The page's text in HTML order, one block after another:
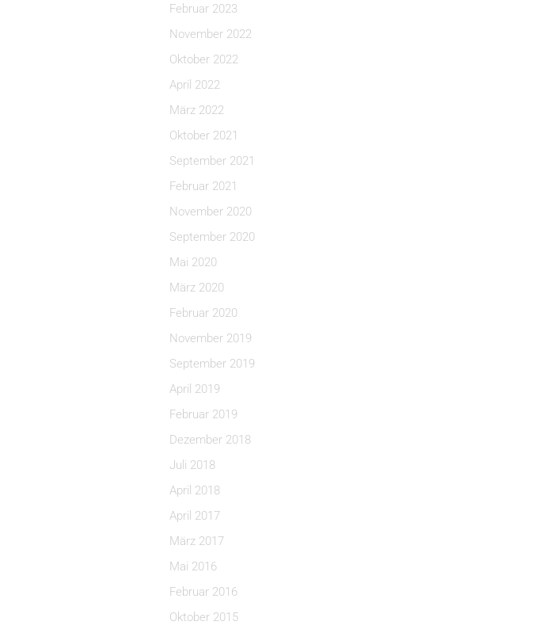
Februar 2023
November 2022
Oktober 2022
April 2022
März 2022
Oktober 2021
September 2021
Februar 2021
November 2020
September 2020
Mai 2020
März 2020
Februar 2020
November 2019
September 2019
April 2019
Februar 2019
Dezember 2018
Juli 2018
April 2018
April 2017
März 2017
Mai 2016
Februar 2016
Oktober 2015